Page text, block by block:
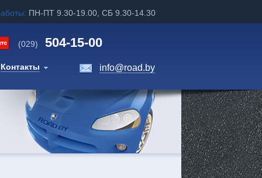
ПН-ПТ 9.30-19.00, СБ 9.30-14.30
(029) 504-15-00
Контакты info@road.by